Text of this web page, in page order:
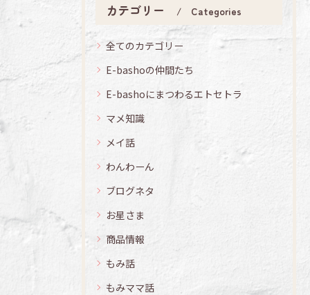
カテゴリー Categories
全てのカテゴリー
E-bashoの仲間たち
E-bashoにまつわるエトセトラ
マメ知識
メイ話
わんわーん
ブログネタ
お星さま
商品情報
もみ話
もみママ話